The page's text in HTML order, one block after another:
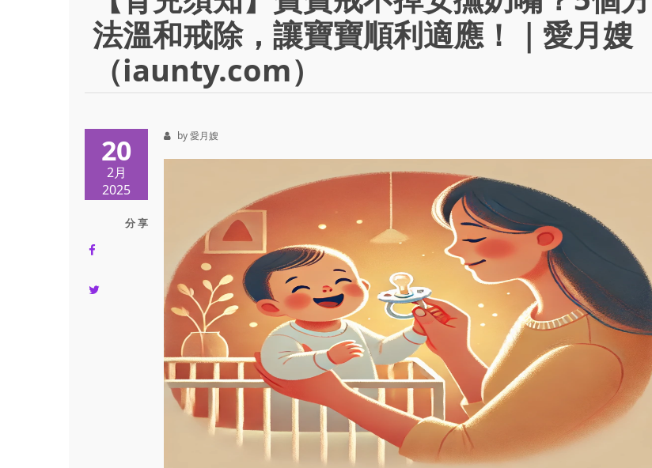
法溫和戒除，讓寶寶順利適應！｜愛月嫂
（iaunty.com）
20
2月
2025
分 享
by 愛月嫂